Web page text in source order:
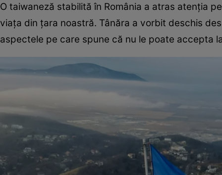
O taiwaneză stabilită în România a atras atenția
viața din țara noastră. Tânăra a vorbit deschis
aspectele pe care spune că nu le poate accepta